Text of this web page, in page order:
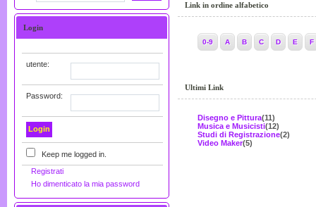
Login
utente:
Password:
Keep me logged in.
Registrati
Ho dimenticato la mia password
Link in ordine alfabetico
0-9 A B C D E F
Ultimi Link
Disegno e Pittura(11)
Musica e Musicisti(12)
Studi di Registrazione(2)
Video Maker(5)